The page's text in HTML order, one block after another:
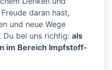
daran hast,
und neue Wege
Du bei uns richtig: als
im Bereich Impfstoff-